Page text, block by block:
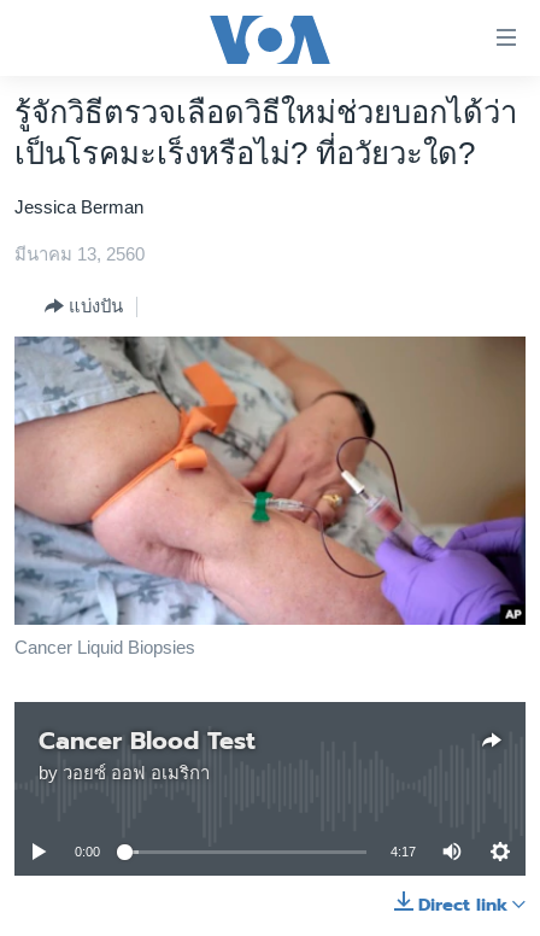
ต่อ
ข้าม
ไป
เนื้อหา
ข้าม
หลัก
ข้าม
ไป
ค้นหา
หน้าหลัก
โลก
เอเชีย
สหรัฐฯ
ไทย
ธุรกิจ
วิทยาศาสตร์
สังคมและสุขภาพ
ตรวจสอบข่าว
เรียนรู้ภาษาอังกฤษ
พอดคาสต์
เลือกภาษา
รู้จักวิธีตรวจเลือดวิธีใหม่ช่วยบอกได้ว่า
เป็นโรคมะเร็งหรือไม่? ที่อวัยวะใด?
Jessica Berman
มีนาคม 13, 2560
แบ่งปัน
Cancer Liquid Biopsies
Cancer Blood Test
by วอยซ์ ออฟ อเมริกา
No media source currently available
0:00 4:17
Direct link